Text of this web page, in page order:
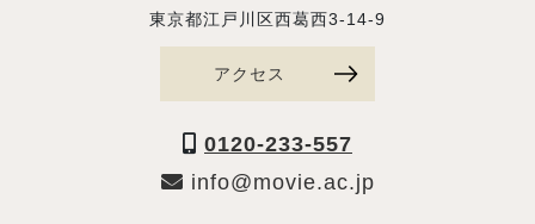
東京都江戸川区西葛西3-14-9
アクセス
0120-233-557
info@movie.ac.jp